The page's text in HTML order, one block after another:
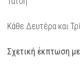
Κάθε Δευτέρα και
Σχετική έκπτωση